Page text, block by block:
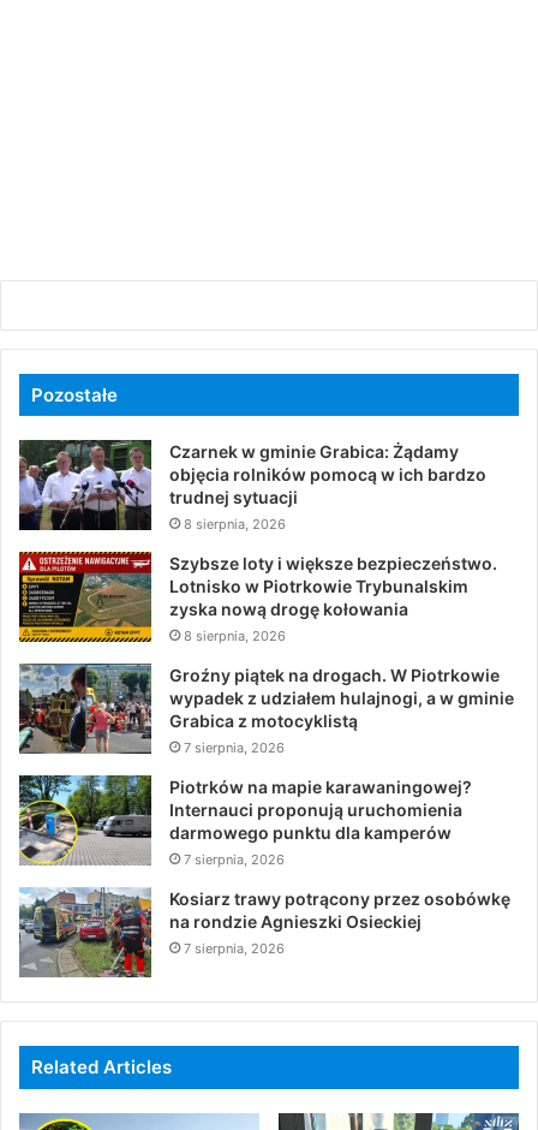
Pozostałe
Czarnek w gminie Grabica: Żądamy
objęcia rolników pomocą w ich bardzo
trudnej sytuacji
8 sierpnia, 2026
Szybsze loty i większe bezpieczeństwo.
Lotnisko w Piotrkowie Trybunalskim
zyska nową drogę kołowania
8 sierpnia, 2026
Groźny piątek na drogach. W Piotrkowie
wypadek z udziałem hulajnogi, a w gminie
Grabica z motocyklistą
7 sierpnia, 2026
Piotrków na mapie karawaningowej?
Internauci proponują uruchomienia
darmowego punktu dla kamperów
7 sierpnia, 2026
Kosiarz trawy potrącony przez osobówkę
na rondzie Agnieszki Osieckiej
7 sierpnia, 2026
Related Articles